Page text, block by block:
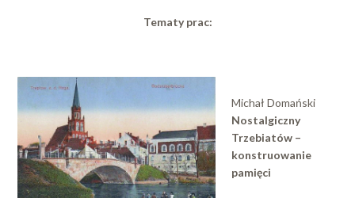
Tematy prac:
Michał Domański
Nostalgiczny
Trzebiatów –
konstruowanie
pamięci